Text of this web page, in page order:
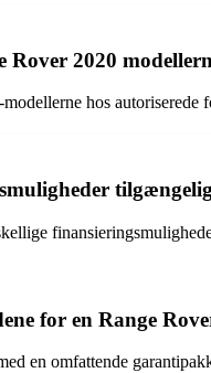
Rover 2020
hos
for en Range
en omfattende